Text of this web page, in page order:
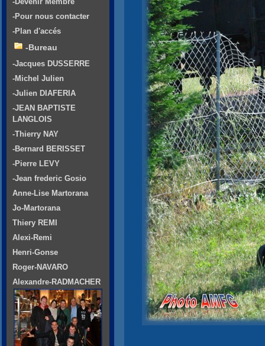
-Pour nous contacter
-Plan d'accés
-Bureau
-Jacques DUSSERRE
-Michel Julien
-Julien DIAFERIA
-JEAN BAPTISTE
LANGLOIS
-Thierry NAY
-Bernard BERISSET
-Pierre LEVY
-Jean frederic Gosio
Anne-Lise Martorana
Jo-Martorana
Thiery REMI
Alexi-Remi
Henri-Gonse
Roger-NAVARO
Alexandre-RADMACHER